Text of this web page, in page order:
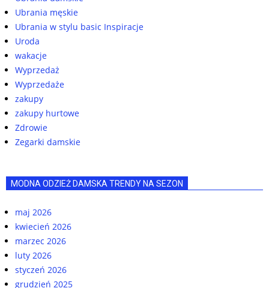
Ubrania męskie
Ubrania w stylu basic Inspiracje
Uroda
wakacje
Wyprzedaż
Wyprzedaże
zakupy
zakupy hurtowe
Zdrowie
Zegarki damskie
MODNA ODZIEŻ DAMSKA TRENDY NA SEZON
maj 2026
kwiecień 2026
marzec 2026
luty 2026
styczeń 2026
grudzień 2025